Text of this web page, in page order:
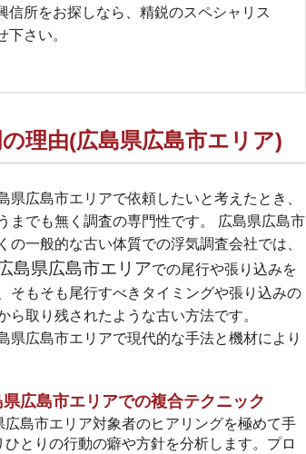
信所をお探しなら、精鋭のスペシャリス
さい。
理由(広島県広島市エリア)
県広島市エリアで依頼したいと考えたとき、
までも無く調査の専門性です。 広島県広島市
の一般的な古い体質での浮気調査会社では、
島県広島市エリアでの尾行や張り込みを
そもそも尾行すべきタイミングや張り込みの
ら取り残されたような古い方法です。
県広島市エリアで現代的な手法と機材により
広島市エリアでの複合テクニック
広島市エリア対象者のヒアリングを極めて手
ひとりの行動の癖や方針を分析します。プロ